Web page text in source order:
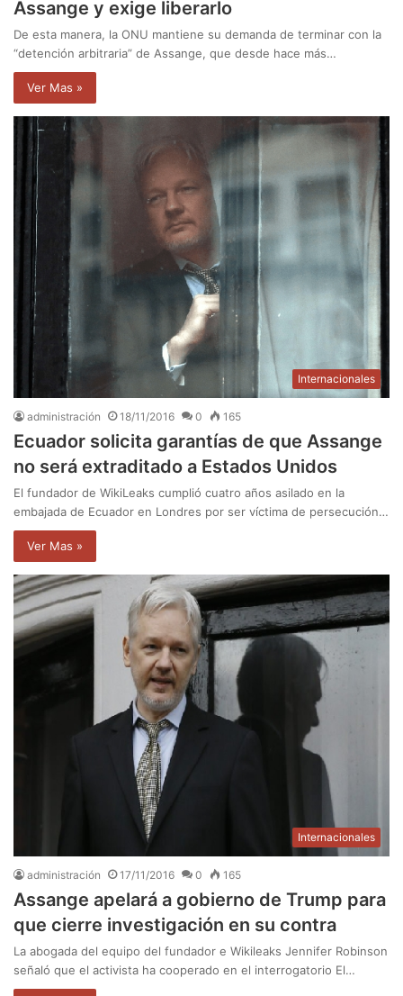
Assange y exige liberarlo
De esta manera, la ONU mantiene su demanda de terminar con la
“detención arbitraria” de Assange, que desde hace más…
Ver Mas »
Internacionales
administración 18/11/2016 0 165
Ecuador solicita garantías de que Assange
no será extraditado a Estados Unidos
El fundador de WikiLeaks cumplió cuatro años asilado en la
embajada de Ecuador en Londres por ser víctima de persecución…
Ver Mas »
Internacionales
administración 17/11/2016 0 165
Assange apelará a gobierno de Trump para
que cierre investigación en su contra
La abogada del equipo del fundador e Wikileaks Jennifer Robinson
señaló que el activista ha cooperado en el interrogatorio El…